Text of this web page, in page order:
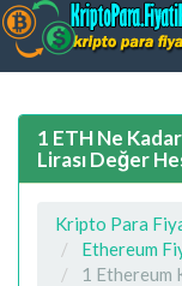
1 ETH Ne
Lirası Değer
Kripto Para
Ethereum
1 Ethereum